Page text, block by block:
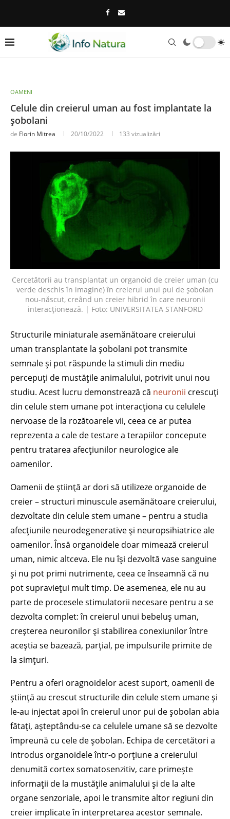
OAMENI
Celule din creierul uman au fost implantate la
șobolani
de Florin Mitrea 20/10/2022 133 vizualizări
Cercetătorii au transplantat un organoid de creier uman (cu
verde deschis în imagine) în creierul unui pui de șobolan
nou-născut, creând un creier hibrid în care neuronii
interacționează. | Foto: UNIVERSITATEA STANFORD
Structurile miniaturale asemănătoare creierului
uman transplantate la șobolani pot transmite
semnale și pot răspunde la stimuli din mediu
percepuți de mustățile animalului, potrivit unui nou
studiu. Acest lucru demonstrează că neuronii crescuți
din celule stem umane pot interacționa cu celulele
nervoase de la rozătoarele vii, ceea ce ar putea
reprezenta a cale de testare a terapiilor concepute
pentru tratarea afecțiunilor neurologice ale
oamenilor.
Oamenii de știință ar dori să utilizeze organoide de
creier – structuri minuscule asemănătoare creierului,
dezvoltate din celule stem umane – pentru a studia
afecțiunile neurodegenerative și neuropsihiatrice ale
oamenilor. Însă organoidele doar mimează creierul
uman, nimic altceva. Ele nu își dezvoltă vase sanguine
și nu pot primi nutrimente, ceea ce înseamnă că nu
pot supraviețui mult timp. De asemenea, ele nu au
parte de procesele stimulatorii necesare pentru a se
dezvolta complet: în creierul unui bebeluș uman,
creșterea neuronilor și stabilirea conexiunilor între
aceștia se bazează, parțial, pe impulsurile primite de
la simțuri.
Pentru a oferi oragnoidelor acest suport, oamenii de
știință au crescut structurile din celule stem umane și
le-au injectat apoi în creierul unor pui de șobolan abia
fătați, așteptându-se ca celulele umane să se dezvolte
împreună cu cele de șobolan. Echipa de cercetători a
introdus organoidele într-o porțiune a creierului
denumită cortex somatosenzitiv, care primește
informații de la mustățile animalului și de la alte
organe senzoriale, apoi le transmite altor regiuni din
creier implicate în interpretarea acestor semnale.